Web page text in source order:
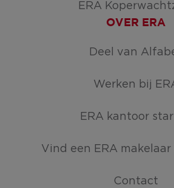
ERA
OVER ERA
Deel van
Werken bij
ERA kantoor
Vind een ERA
Contact